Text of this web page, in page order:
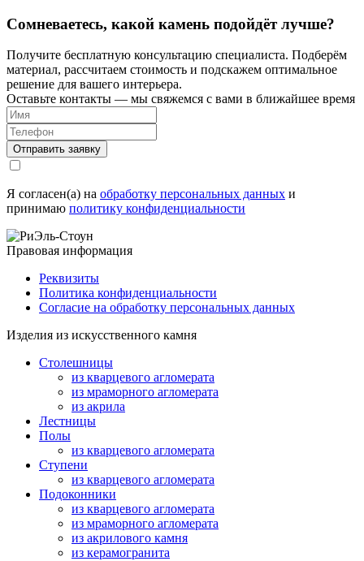
Сомневаетесь, какой камень подойдёт лучше?
Получите бесплатную консультацию специалиста. Подберём
материал, рассчитаем стоимость и подскажем оптимальное
решение для вашего интерьера.
Оставьте контакты — мы свяжемся с вами в ближайшее время
Я согласен(а) на обработку персональных данных и
принимаю политику конфиденциальности
Правовая информация
Реквизиты
Политика конфиденциальности
Согласие на обработку персональных данных
Изделия из искусственного камня
Столешницы
из кварцевого агломерата
из мраморного агломерата
из акрила
Лестницы
Полы
из кварцевого агломерата
Ступени
из кварцевого агломерата
Подоконники
из кварцевого агломерата
из мраморного агломерата
из акрилового камня
из керамогранита